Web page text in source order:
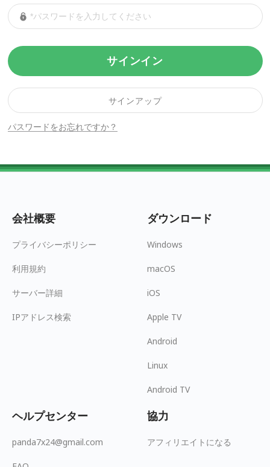
サインイン
パスワードをお忘れですか？
サインアップ
会社概要
プライバシーポリシー
利用規約
サーバー詳細
IPアドレス検索
ダウンロード
Windows
macOS
iOS
Apple TV
Android
Linux
Android TV
ヘルプセンター
panda7x24@gmail.com
協力
アフィリエイトになる